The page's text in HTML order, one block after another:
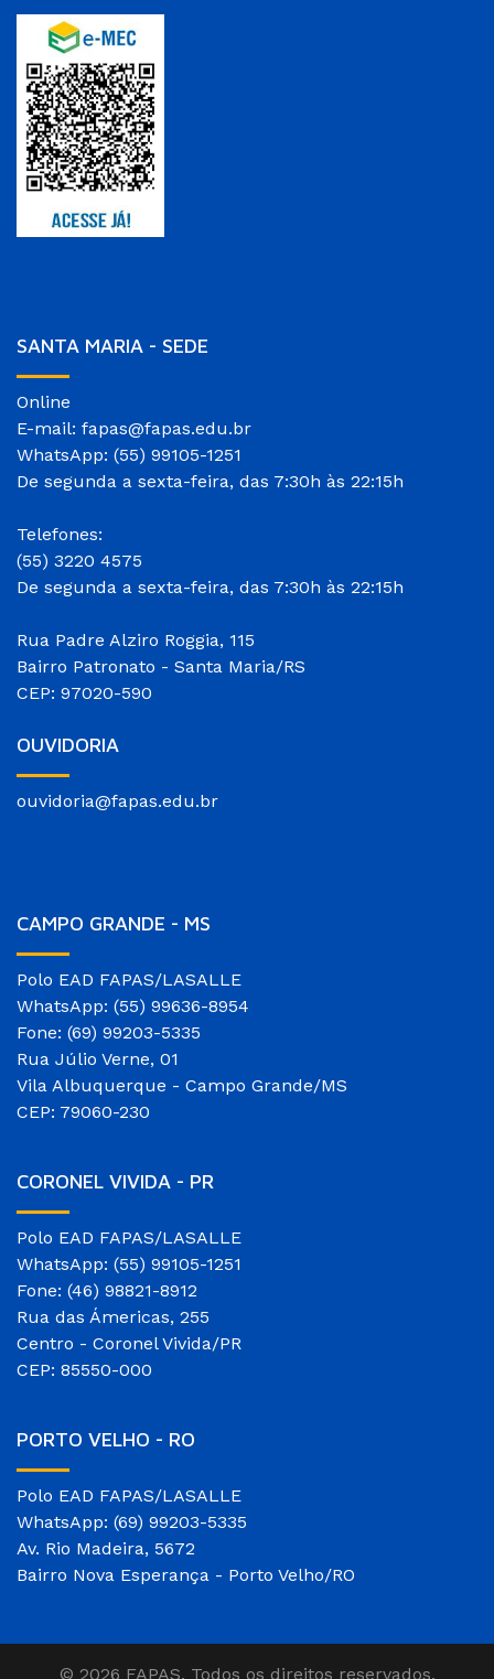
SANTA MARIA - SEDE
Online
E-mail: fapas@fapas.edu.br
WhatsApp: (55) 99105-1251
De segunda a sexta-feira, das 7:30h às 22:15h
Telefones:
(55) 3220 4575
De segunda a sexta-feira, das 7:30h às 22:15h
Rua Padre Alziro Roggia, 115
Bairro Patronato - Santa Maria/RS
CEP: 97020-590
OUVIDORIA
ouvidoria@fapas.edu.br
CAMPO GRANDE - MS
Polo EAD FAPAS/LASALLE
WhatsApp: (55) 99636-8954
Fone: (69) 99203-5335
Rua Júlio Verne, 01
Vila Albuquerque - Campo Grande/MS
CEP: 79060-230
CORONEL VIVIDA - PR
Polo EAD FAPAS/LASALLE
WhatsApp: (55) 99105-1251
Fone: (46) 98821-8912
Rua das Ámericas, 255
Centro - Coronel Vivida/PR
CEP: 85550-000
PORTO VELHO - RO
Polo EAD FAPAS/LASALLE
WhatsApp: (69) 99203-5335
Av. Rio Madeira, 5672
Bairro Nova Esperança - Porto Velho/RO
© 2026 FAPAS. Todos os direitos reservados.